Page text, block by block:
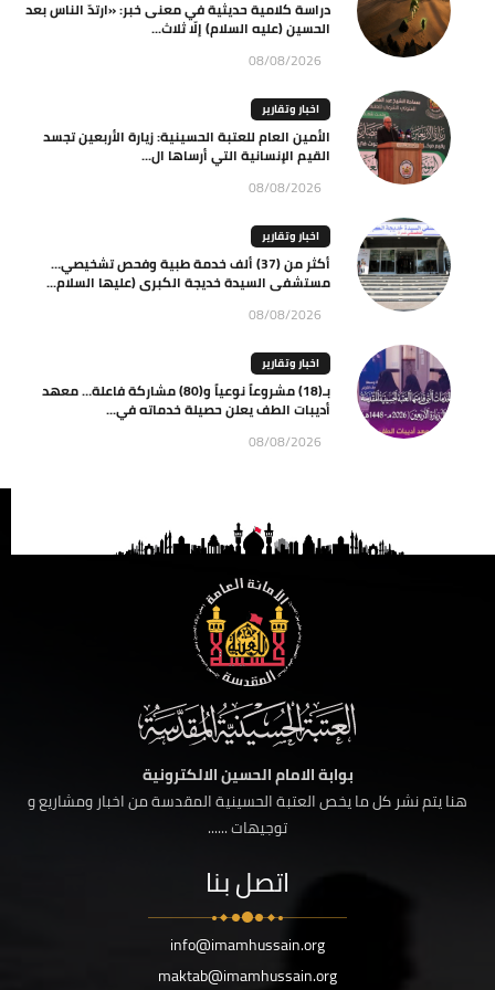
دراسة كلامية حديثية في معنى خبر: «ارتدّ الناس بعد
الحسين (عليه السلام) إلّا ثلاث...
08/08/2026
اخبار وتقارير
الأمين العام للعتبة الحسينية: زيارة الأربعين تجسد
القيم الإنسانية التي أرساها ال...
08/08/2026
اخبار وتقارير
أكثر من (37) ألف خدمة طبية وفحص تشخيصي…
مستشفى السيدة خديجة الكبرى (عليها السلام...
08/08/2026
اخبار وتقارير
بـ(18) مشروعاً نوعياً و(80) مشاركة فاعلة… معهد
أديبات الطف يعلن حصيلة خدماته في...
08/08/2026
بوابة الامام الحسين الالكترونية
هنا يتم نشر كل ما يخص العتبة الحسينية المقدسة من اخبار ومشاريع و
توجيهات ......
اتصل بنا
info@imamhussain.org
maktab@imamhussain.org